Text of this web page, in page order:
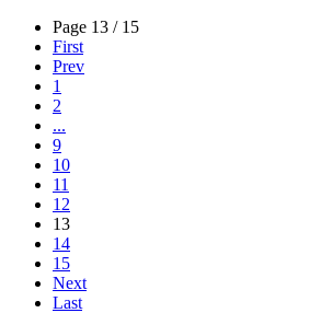
Page 13 / 15
First
Prev
1
2
...
9
10
11
12
13
14
15
Next
Last